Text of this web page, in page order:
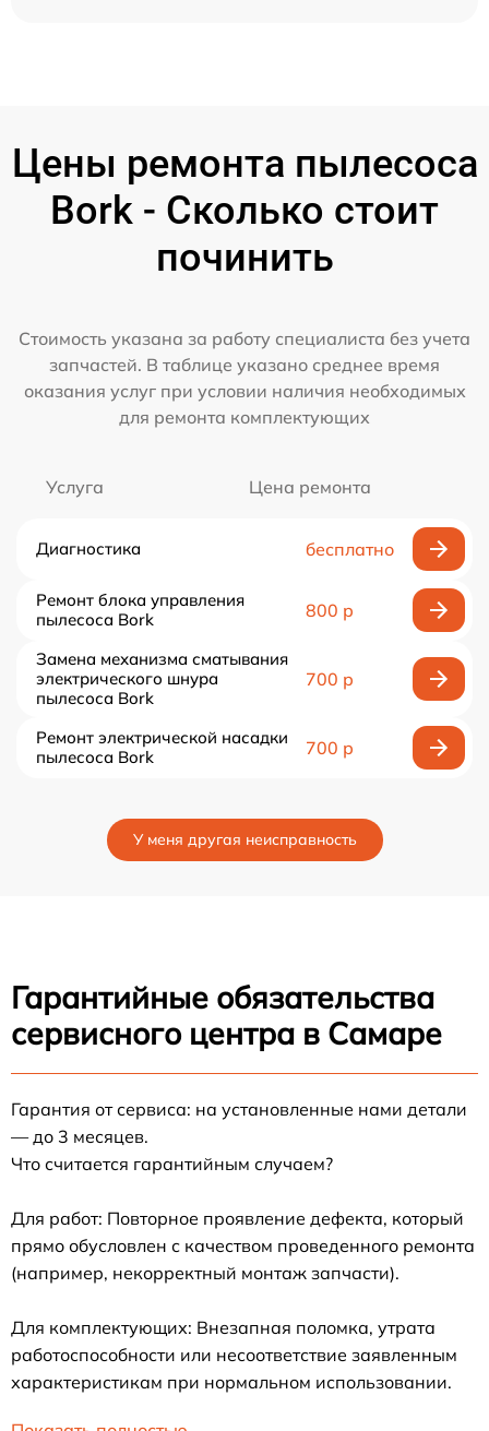
Цены ремонта пылесоса
Bork - Сколько стоит
починить
Стоимость указана за работу специалиста без учета
запчастей. В таблице указано среднее время
оказания услуг при условии наличия необходимых
для ремонта комплектующих
Услуга Цена ремонта
Диагностика бесплатно
Ремонт блока управления
пылесоса Bork
800 р
Замена механизма сматывания
электрического шнура
пылесоса Bork
700 р
Ремонт электрической насадки
пылесоса Bork
700 р
У меня другая неисправность
Гарантийные обязательства
сервисного центра в Самаре
Гарантия от сервиса: на установленные нами детали
— до 3 месяцев.
Что считается гарантийным случаем?
Для работ: Повторное проявление дефекта, который
прямо обусловлен с качеством проведенного ремонта
(например, некорректный монтаж запчасти).
Для комплектующих: Внезапная поломка, утрата
работоспособности или несоответствие заявленным
характеристикам при нормальном использовании.